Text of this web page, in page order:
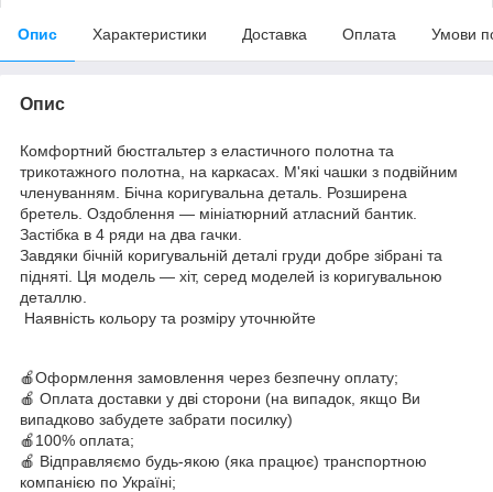
Опис Характеристики Доставка Оплата Умови
Опис
Комфортний бюстгальтер з еластичного полотна та
трикотажного полотна, на каркасах. М'які чашки з подвійним
членуванням. Бічна коригувальна деталь. Розширена
бретель. Оздоблення — мініатюрний атласний бантик.
Застібка в 4 ряди на два гачки.
Завдяки бічній коригувальній деталі груди добре зібрані та
підняті. Ця модель — хіт, серед моделей із коригувальною
деталлю.
Наявність кольору та розміру уточнюйте
🍎Оформлення замовлення через безпечну оплату;
🍎 Оплата доставки у дві сторони (на випадок, якщо Ви
випадково забудете забрати посилку)
🍎100% оплата;
🍎 Відправляємо будь-якою (яка працює) транспортною
компанією по Україні;